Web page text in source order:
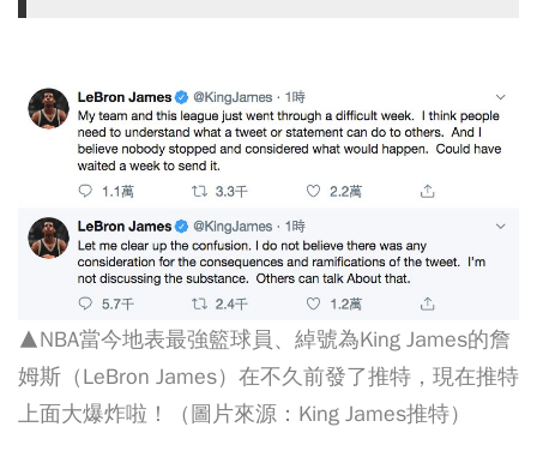
▲NBA當今地表最強籃球員、綽號為King James的詹
姆斯（LeBron James）在不久前發了推特，現在推特
上面大爆炸啦！（圖片來源：King James推特）